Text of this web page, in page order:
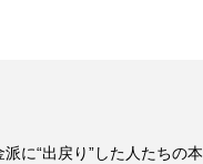
に“出戻り”した人たちの